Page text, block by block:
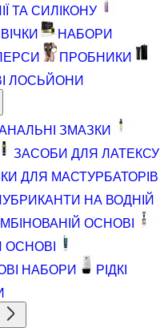
ТА СИЛІКОНУ
НАБОРИ
ПРОБНИКИ
ЛОСЬЙОНИ
ЗМАЗКИ
ЗАСОБИ ДЛЯ ЛАТЕКСУ
ДЛЯ МАСТУРБАТОРІВ
НА ВОДНІЙ
ОСНОВІ
ОСНОВІ
НАБОРИ
РІДКІ